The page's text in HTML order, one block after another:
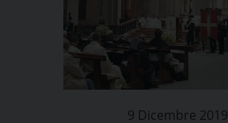
9 Dicembre 2019